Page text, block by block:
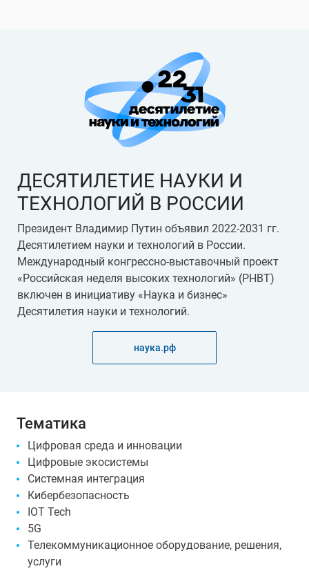
ДЕСЯТИЛЕТИЕ НАУКИ И
ТЕХНОЛОГИЙ В РОССИИ
Президент Владимир Путин объявил 2022-2031 гг.
Десятилетием науки и технологий в России.
Международный конгрессно-выставочный проект
«Российская неделя высоких технологий» (РНВТ)
включен в инициативу «Наука и бизнес»
Десятилетия науки и технологий.
наука.рф
Тематика
Цифровая среда и инновации
Цифровые экосистемы
Системная интеграция
Кибербезопасность
IOT Tech
5G
Телекоммуникационное оборудование, решения,
услуги